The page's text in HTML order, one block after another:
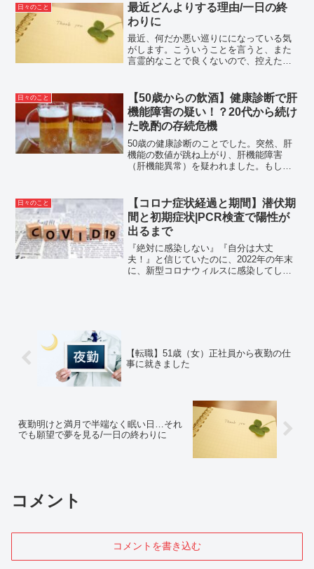
いましたが、始める機会を探っていまし
た。思い立ったが吉日で...
日々のこと
最近どんよりする理由/一日の終
わりに
最近、何だか悪い巡りにになっている気
がします。こういうことを言うと、また
言霊的なことで良くないので、控えたい
ヤモヤの原因最近の家の空気は、明らか
にどんよりムードです。私っ...
日々のこと
【50歳からの飲酒】健康診断で肝
機能障害の疑い！？20代から続け
た晩酌の存続危機
50歳の健康診断のことでした。突然、肝
機能の数値が跳ね上がり、肝機能障害
（肝機能異常）を疑われました。もし、
にあります。お酒が生きがいなのに、突
然、肝機能障害と言われた...
日々のこと
【コロナ症状経過と期間】潜伏期
間と初期症状|PCR検査で陽性が
出るまで
『絶対に感染しない』『自分は大丈
夫！』と信じていたのに、2022年の年末
に、新型コロナウィルスに感染してしま
【転職】51歳（女）正社員から夜勤の仕
事に就きました
夜勤明けと満月で半端なく眠い日…それ
でも願望で夢を見る/一日の終わりに
コメント
コメントを書き込む